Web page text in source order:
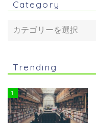
Category
Trending
1